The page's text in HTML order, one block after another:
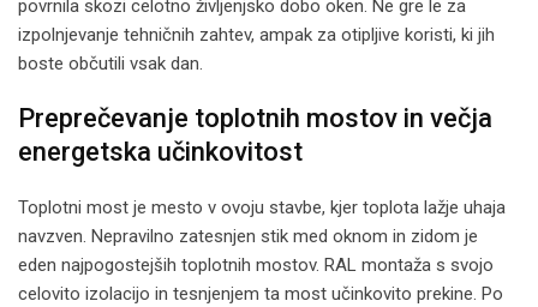
povrnila skozi celotno življenjsko dobo oken. Ne gre le za
izpolnjevanje tehničnih zahtev, ampak za otipljive koristi, ki jih
boste občutili vsak dan.
Preprečevanje toplotnih mostov in večja
energetska učinkovitost
Toplotni most je mesto v ovoju stavbe, kjer toplota lažje uhaja
navzven. Nepravilno zatesnjen stik med oknom in zidom je
eden najpogostejših toplotnih mostov. RAL montaža s svojo
celovito izolacijo in tesnjenjem ta most učinkovito prekine. Po